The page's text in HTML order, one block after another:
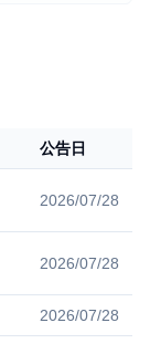
公告日
2026/07/28
2026/07/28
2026/07/28